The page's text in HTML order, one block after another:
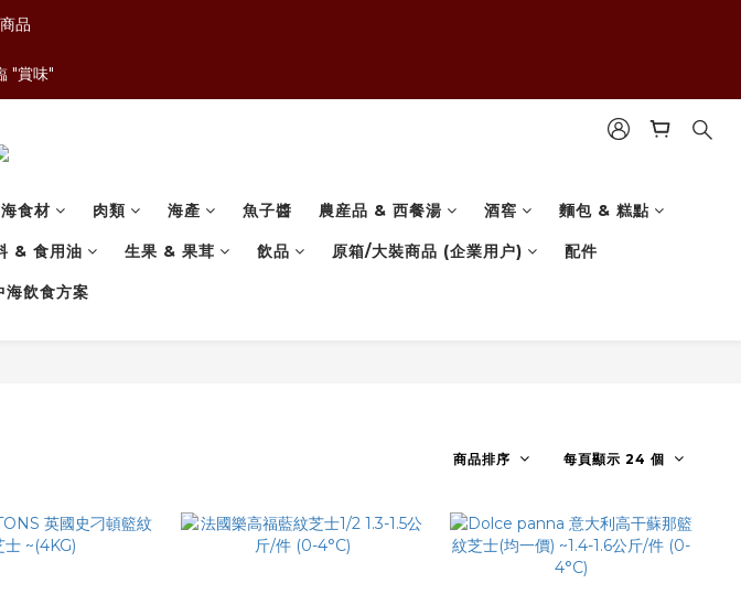
品
"賞味"
食材 肉類 海產 魚子醬 農産品 & 西餐湯 酒窖 麵包 & 糕點
& 食用油 生果 & 果茸 飲品 原箱/大裝商品 (企業用户) 配件
飲食方案
商品排序 每頁顯示 24 個